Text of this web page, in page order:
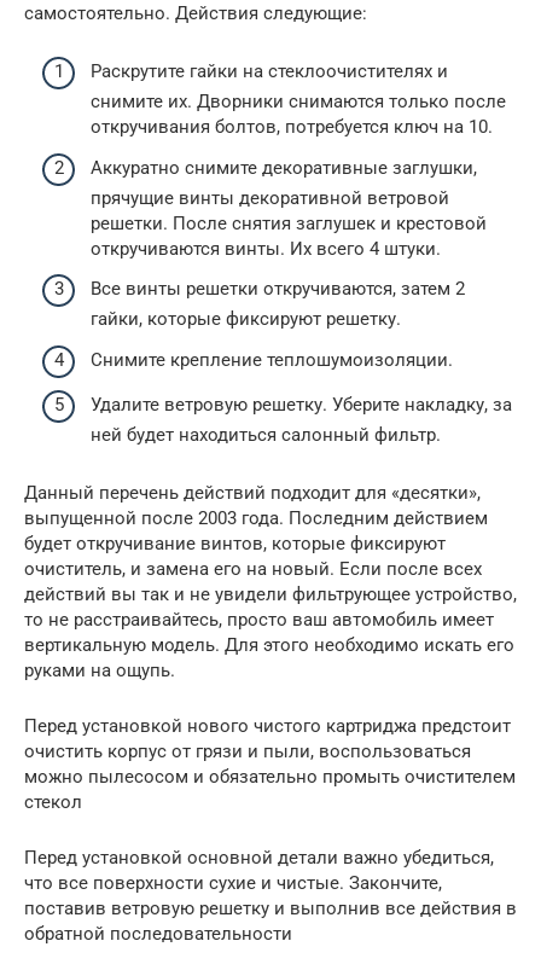
самостоятельно. Действия следующие:
Раскрутите гайки на стеклоочистителях и
снимите их. Дворники снимаются только после
откручивания болтов, потребуется ключ на 10.
Аккуратно снимите декоративные заглушки,
прячущие винты декоративной ветровой
решетки. После снятия заглушек и крестовой
откручиваются винты. Их всего 4 штуки.
Все винты решетки откручиваются, затем 2
гайки, которые фиксируют решетку.
Снимите крепление теплошумоизоляции.
Удалите ветровую решетку. Уберите накладку, за
ней будет находиться салонный фильтр.
Данный перечень действий подходит для «десятки»,
выпущенной после 2003 года. Последним действием
будет откручивание винтов, которые фиксируют
очиститель, и замена его на новый. Если после всех
действий вы так и не увидели фильтрующее устройство,
то не расстраивайтесь, просто ваш автомобиль имеет
вертикальную модель. Для этого необходимо искать его
руками на ощупь.
Перед установкой нового чистого картриджа предстоит
очистить корпус от грязи и пыли, воспользоваться
можно пылесосом и обязательно промыть очистителем
стекол
Перед установкой основной детали важно убедиться,
что все поверхности сухие и чистые. Закончите,
поставив ветровую решетку и выполнив все действия в
обратной последовательности